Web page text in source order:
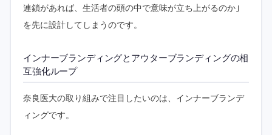
連鎖があれば、生活者の頭の中で意味が立ち上がるのか｣
を先に設計してしまうのです。
インナーブランディングとアウターブランディングの相
互強化ループ
奈良医大の取り組みで注目したいのは、インナーブランデ
ィングです。